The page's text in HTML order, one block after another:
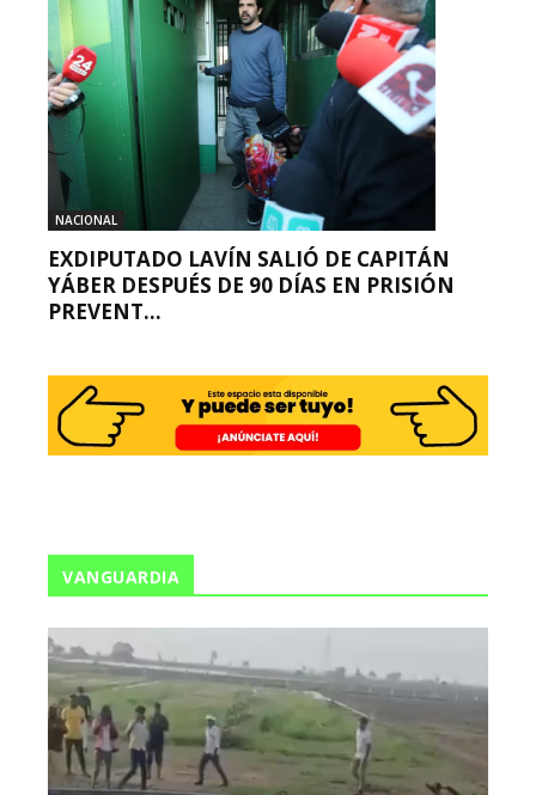
NACIONAL
EXDIPUTADO LAVÍN SALIÓ DE CAPITÁN
YÁBER DESPUÉS DE 90 DÍAS EN PRISIÓN
PREVENT...
VANGUARDIA